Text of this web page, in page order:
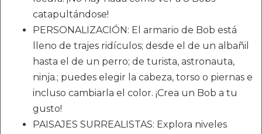
catapultándose!
PERSONALIZACIÓN: El armario de Bob está
lleno de trajes ridículos; desde el de un albañil
hasta el de un perro; de turista, astronauta,
ninja.; puedes elegir la cabeza, torso o piernas e
incluso cambiarla el color. ¡Crea un Bob a tu
gusto!
PAISAJES SURREALISTAS: Explora niveles